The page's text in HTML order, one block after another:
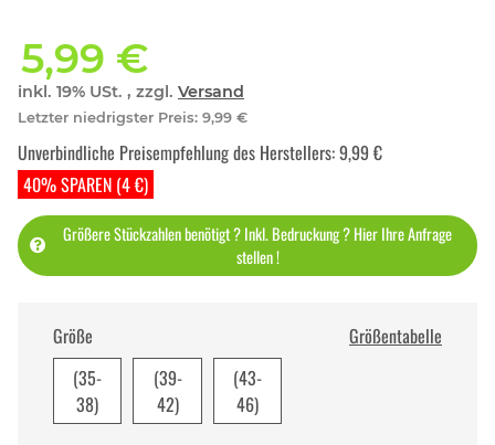
5,99 €
inkl. 19% USt. , zzgl. Versand
Letzter niedrigster Preis: 9,99 €
40% SPAREN (4 €)
Unverbindliche Preisempfehlung des Herstellers:9,99 €
Größere Stückzahlen benötigt ? Inkl. Bedruckung ? Hier Ihre Anfrage
stellen !
Größe
Größentabelle
(35-
38)
(39-
42)
(43-
46)